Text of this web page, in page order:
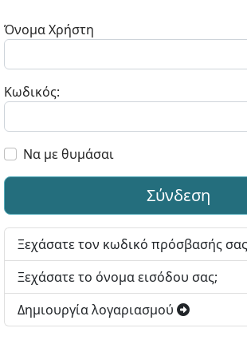
Όνομα Χρήστη
Κωδικός:
Να με θυμάσαι
Σύνδεση
Ξεχάσατε τον κωδικό πρόσβασής
Ξεχάσατε το όνομα εισόδου σας;
Δημιουργία λογαριασμού